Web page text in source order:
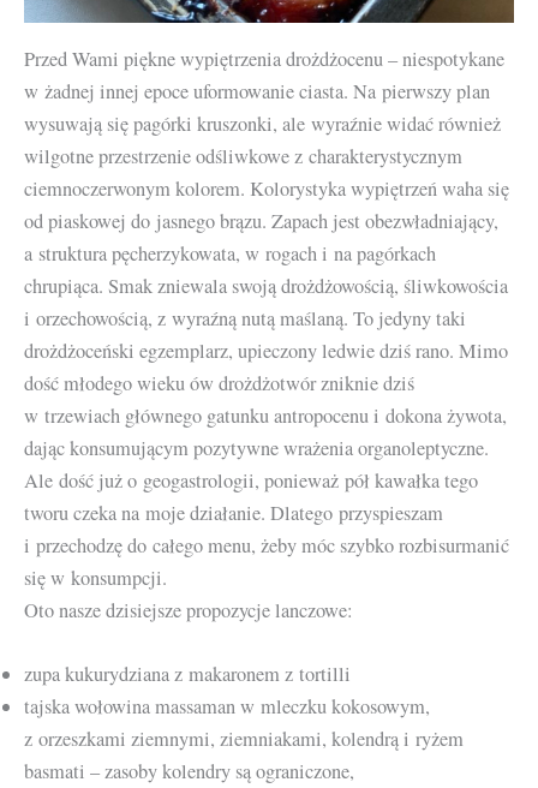
Przed Wami piękne wypiętrzenia drożdżocenu – niespotykane
w żadnej innej epoce uformowanie ciasta. Na pierwszy plan
wysuwają się pagórki kruszonki, ale wyraźnie widać również
wilgotne przestrzenie odśliwkowe z charakterystycznym
ciemnoczerwonym kolorem. Kolorystyka wypiętrzeń waha się
od piaskowej do jasnego brązu. Zapach jest obezwładniający,
a struktura pęcherzykowata, w rogach i na pagórkach
chrupiąca. Smak zniewala swoją drożdżowością, śliwkowościa
i orzechowością, z wyraźną nutą maślaną. To jedyny taki
drożdżoceński egzemplarz, upieczony ledwie dziś rano. Mimo
dość młodego wieku ów drożdżotwór zniknie dziś
w trzewiach głównego gatunku antropocenu i dokona żywota,
dając konsumującym pozytywne wrażenia organoleptyczne.
Ale dość już o geogastrologii, ponieważ pół kawałka tego
tworu czeka na moje działanie. Dlatego przyspieszam
i przechodzę do całego menu, żeby móc szybko rozbisurmanić
się w konsumpcji.
Oto nasze dzisiejsze propozycje lanczowe:
zupa kukurydziana z makaronem z tortilli
tajska wołowina massaman w mleczku kokosowym,
z orzeszkami ziemnymi, ziemniakami, kolendrą i ryżem
basmati – zasoby kolendry są ograniczone,